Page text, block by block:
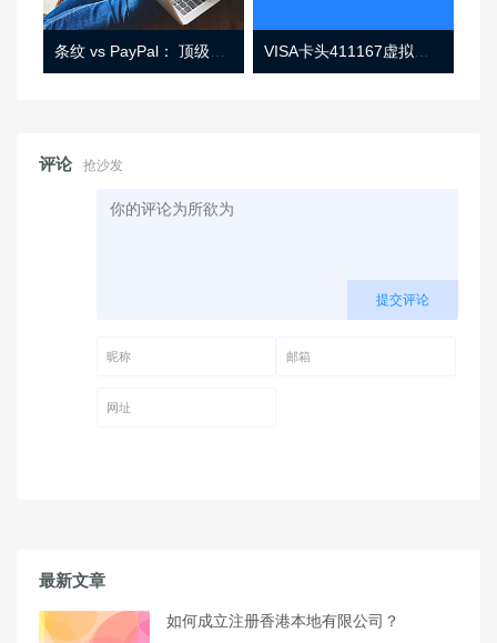
条纹 vs PayPal： 顶级功能， 定价 （和更多！ VISA卡头411167虚拟卡基础信息
评论 抢沙发
提交评论
最新文章
如何成立注册香港本地有限公司？